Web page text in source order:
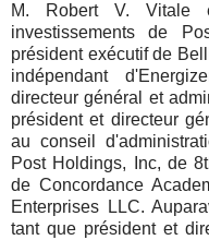
M. Robert V. Vitale
investissements de
président exécutif de
indépendant
directeur général et
président et directeur
au conseil
Post Holdings, Inc, de
de Concordance
Enterprises LLC.
tant que président et